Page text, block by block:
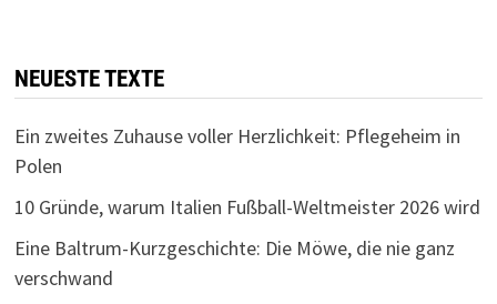
NEUESTE TEXTE
Ein zweites Zuhause voller Herzlichkeit: Pflegeheim in
Polen
10 Gründe, warum Italien Fußball-Weltmeister 2026 wird
Eine Baltrum-Kurzgeschichte: Die Möwe, die nie ganz
verschwand